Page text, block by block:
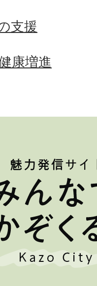
支援
康増進